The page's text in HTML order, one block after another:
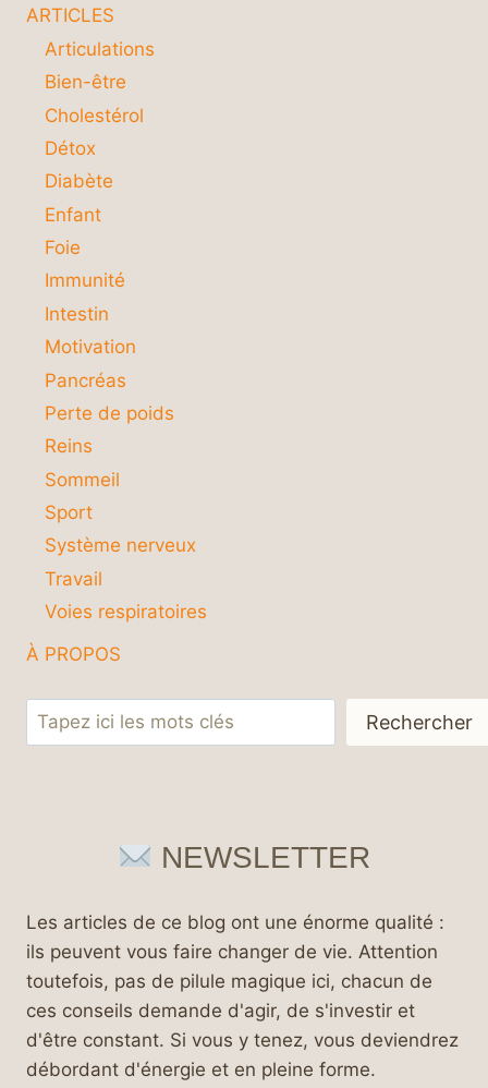
ARTICLES
Articulations
Bien-être
Cholestérol
Détox
Diabète
Enfant
Foie
Immunité
Intestin
Motivation
Pancréas
Perte de poids
Reins
Sommeil
Sport
Système nerveux
Travail
Voies respiratoires
À PROPOS
Rechercher Rechercher
NEWSLETTER
Les articles de ce blog ont une énorme qualité :
ils peuvent vous faire changer de vie. Attention
toutefois, pas de pilule magique ici, chacun de
ces conseils demande d'agir, de s'investir et
d'être constant. Si vous y tenez, vous deviendrez
débordant d'énergie et en pleine forme.